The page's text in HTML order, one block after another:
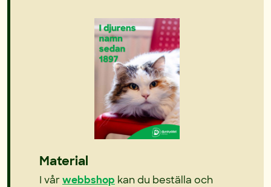
Material
I vårwebbshop kan du beställa och